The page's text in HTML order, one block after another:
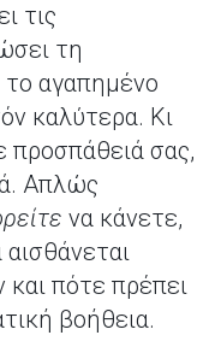
τις
τη
αγαπημένο
καλύτερα. Κι
προσπάθειά σας,
Απλώς
να κάνετε,
και πότε πρέπει
βοήθεια.